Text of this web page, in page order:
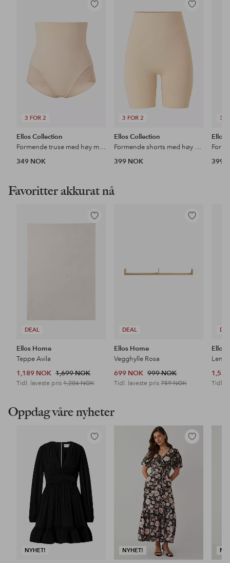
3 FOR 2
Legg
favoritter
Ellos Collection
Formende truse med høy midje - medium støtte
349 NOK
3 FOR 2
Legg
favoritter
Ellos Collection
Formende shorts med høy midje - medium support
399 NOK
3
Ellos
399
Favoritter akkurat nå
DEAL
Legg
Ellos Home
Teppe Avila
1,189 NOK 1,699 NOK
Tidl. laveste pris 1,206 NOK
DEAL
Legg
Ellos Home
Vegghylle Rosa
699 NOK 999 NOK
Tidl. laveste pris759 NOK
Ellos
Tidl.
Oppdag våre nyheter
NYHET!
Legg
favoritter
NYHET!
Legg